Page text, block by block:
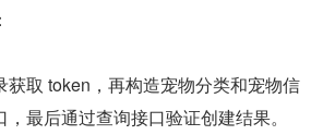
获取 token，再构造宠物分类和宠物信
最后通过查询接口验证创建结果。